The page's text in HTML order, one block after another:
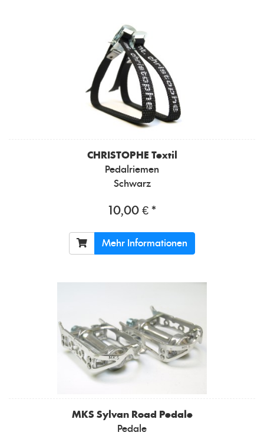
CHRISTOPHE Textil
Pedalriemen
Schwarz
10,00 € *
Mehr Informationen
MKS Sylvan Road Pedale
Pedale